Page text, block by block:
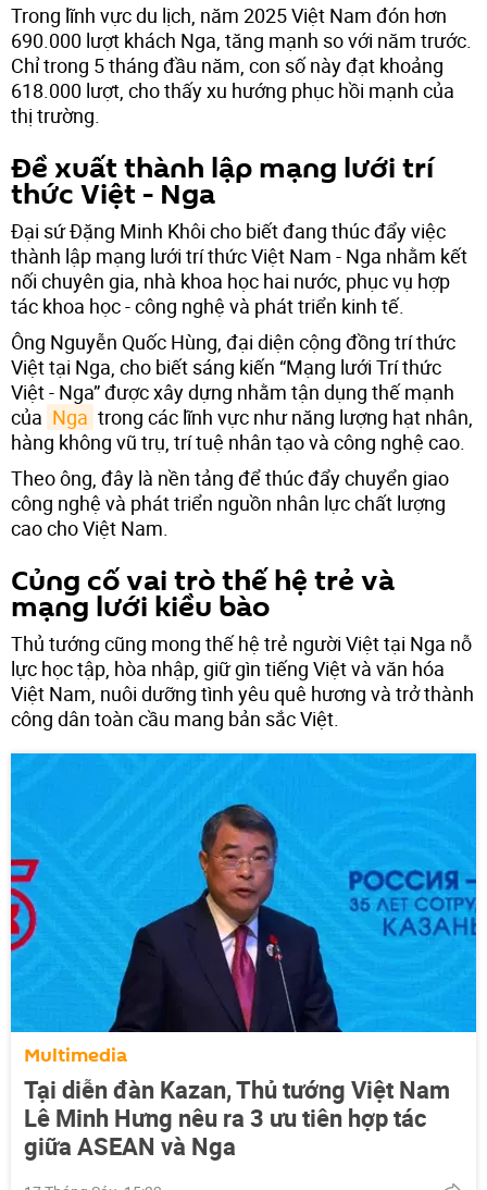
Trong lĩnh vực du lịch, năm 2025 Việt Nam đón hơn
690.000 lượt khách Nga, tăng mạnh so với năm trước.
Chỉ trong 5 tháng đầu năm, con số này đạt khoảng
618.000 lượt, cho thấy xu hướng phục hồi mạnh của
thị trường.
Đề xuất thành lập mạng lưới trí
thức Việt - Nga
Đại sứ Đặng Minh Khôi cho biết đang thúc đẩy việc
thành lập mạng lưới trí thức Việt Nam - Nga nhằm kết
nối chuyên gia, nhà khoa học hai nước, phục vụ hợp
tác khoa học - công nghệ và phát triển kinh tế.
Ông Nguyễn Quốc Hùng, đại diện cộng đồng trí thức
Việt tại Nga, cho biết sáng kiến “Mạng lưới Trí thức
Việt - Nga” được xây dựng nhằm tận dụng thế mạnh
của Nga trong các lĩnh vực như năng lượng hạt nhân,
hàng không vũ trụ, trí tuệ nhân tạo và công nghệ cao.
Theo ông, đây là nền tảng để thúc đẩy chuyển giao
công nghệ và phát triển nguồn nhân lực chất lượng
cao cho Việt Nam.
Củng cố vai trò thế hệ trẻ và
mạng lưới kiều bào
Thủ tướng cũng mong thế hệ trẻ người Việt tại Nga nỗ
lực học tập, hòa nhập, giữ gìn tiếng Việt và văn hóa
Việt Nam, nuôi dưỡng tình yêu quê hương và trở thành
công dân toàn cầu mang bản sắc Việt.
Multimedia
Tại diễn đàn Kazan, Thủ tướng Việt Nam
Lê Minh Hưng nêu ra 3 ưu tiên hợp tác
giữa ASEAN và Nga